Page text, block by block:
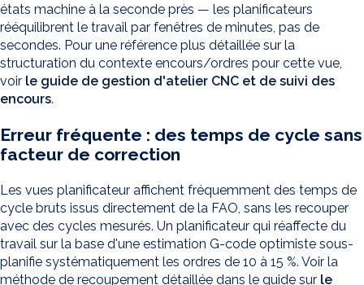
états machine à la seconde près — les planificateurs
rééquilibrent le travail par fenêtres de minutes, pas de
secondes. Pour une référence plus détaillée sur la
structuration du contexte encours/ordres pour cette vue,
voir le guide de gestion d'atelier CNC et de suivi des
encours.
Erreur fréquente : des temps de cycle sans
facteur de correction
Les vues planificateur affichent fréquemment des temps de
cycle bruts issus directement de la FAO, sans les recouper
avec des cycles mesurés. Un planificateur qui réaffecte du
travail sur la base d'une estimation G-code optimiste sous-
planifie systématiquement les ordres de 10 à 15 %. Voir la
méthode de recoupement détaillée dans le guide sur le